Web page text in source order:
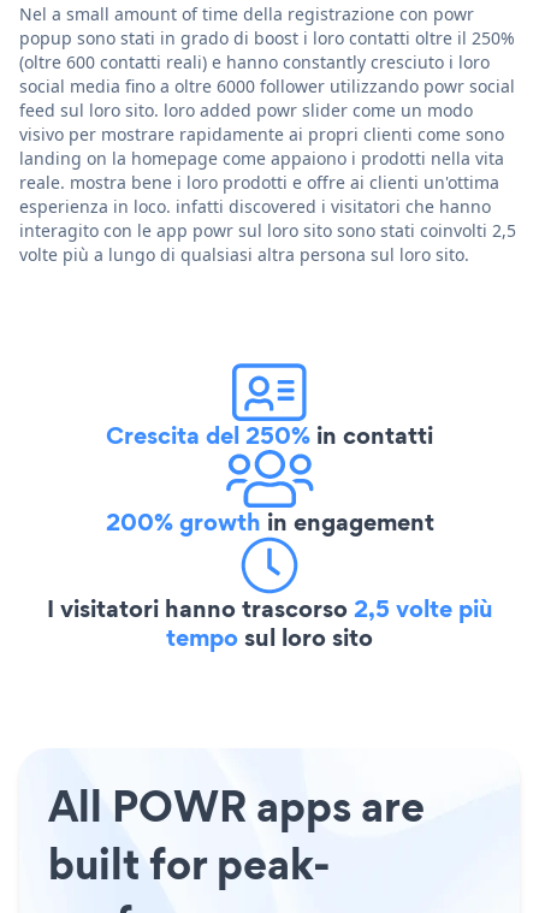
Nel a small amount of time della registrazione con powr
popup sono stati in grado di boost i loro contatti oltre il 250%
(oltre 600 contatti reali) e hanno constantly cresciuto i loro
social media fino a oltre 6000 follower utilizzando powr social
feed sul loro sito. loro added powr slider come un modo
visivo per mostrare rapidamente ai propri clienti come sono
landing on la homepage come appaiono i prodotti nella vita
reale. mostra bene i loro prodotti e offre ai clienti un'ottima
esperienza in loco. infatti discovered i visitatori che hanno
interagito con le app powr sul loro sito sono stati coinvolti 2,5
volte più a lungo di qualsiasi altra persona sul loro sito.
Crescita del 250% in contatti
200% growth in engagement
I visitatori hanno trascorso2,5 volte più
temposul loro sito
All POWR apps are
built for peak-